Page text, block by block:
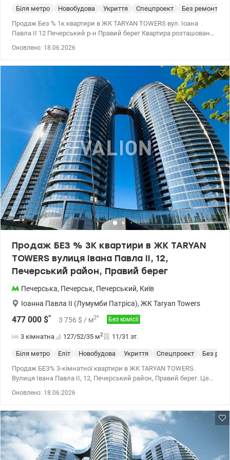
Біля метро Новобудова Укриття Спецпроект
Без ремонта
Продаж Без % 1к квартири в ЖК TARYAN TOWERS вул. Іоана
Павла II 12 Печерський р-н Правий берег Квартира розташована
квартири 45.4 м2 TARYAN TOWERS — Ікона майбутнього на мапі
де кожен елемент створений для вашого абсолютного комфорту
та безпеки. Вежі майбутнього, об'єднані скляними мостами,
відкривають можливості, яких немає в жодному іншому проєкті.
Унікальна інфраструктура «Life-Style»: • На даху першої вежі:
Авторський панорамний ресторан з терасою під відкритим
небом та неймовірним видом на центр Києва. • На даху другої
вежі: Зелений парк та зона відпочинку — оаза тиші та свіжого
повітря на висоті пташиного польоту. • На даху третьої вежі:
Власний планетарій — для тих, хто прагне торкнутися зірок, не
виходячи з дому. Спорт на межі можливостей: • Fitness & SPA
TSARSKY: Унікальний спортивний простір на другому поверсі.
Преміальний тренажерний зал, басейни та зона релаксації
світового рівня. • Панорамна бігова доріжка: Для поціновувачів
кардіо — професійна доріжка на рівні 30-го поверху, що огинає
будинок по периметру. Біжіть над містом і насолоджуйтеся
краєвидом на 360 градусів. Комфорт та логістика: • Автономність
генератори на воду, ліфти, опалення. • 3 рівні підземного
вашого авто. Сучасна система відеоспостереження та швидкісні
ліфти. • Бутік-зона: На першому поверсі між вежами
розташована галерея преміальних магазинів, кав’ярень та
сервісів. • Система «Розумний дім»: Повний контроль над вашим
простором через смартфон. Ціна 189 500 у.о. Віктор 0935705384
Оновлено: 18.06.2026
Продаж БЕЗ % 3К квартири в ЖК TARYAN
TOWERS вулиця Івана Павла II, 12,
Печерський район, Правий берег
Печерська, Печерськ, Печерський, Київ
Іоанна Павла II (Лумумби Патріса), ЖК Taryan Towers
477 000 $* 3 756 $ / м2* Без комісії
3 кімнатна 127/52/35 м2 11/31 эт.
Біля метро Еліт Новобудова Укриття Спецпроект
Без
Продаж БЕЗ% 3-кімнатної квартири в ЖК TARYAN TOWERS.
Вулиця Івана Павла II, 12, Печерський район, Правий берег. Це
кімнатна видова квартира в одному з найінноваційних та
Вежа №1 – 11 поверх із 31. Загальна площа квартири – 126,7 м2.
Тип планування 3А. Шикарні заходи сонця і світанки, види на
Печерськ і лівий берег, у тому числі на Батьківщину-Мати - весь
світ ваш! Три дахи з індивідуальними концепціями: 1 – ресторан
з панорамним видом на Київ та відкритою терасою, 2 – парк на
Оновлено: 18.06.2026